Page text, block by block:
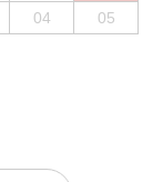
04 05